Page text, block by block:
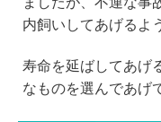
内飼いしてあげるよ
寿命を延ばしてあげ
なものを選んであげ